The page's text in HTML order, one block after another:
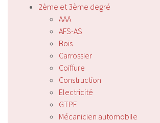
2ème et 3ème degré
AAA
AFS-AS
Bois
Carrossier
Coiffure
Construction
Electricité
GTPE
Mécanicien automobile